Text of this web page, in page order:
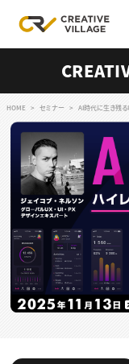
ログイン
RECRUIT
クリエイター求人
CREATIVE JOB求
特集求人
採用説明会
転職支援サービス
CONTENTS
スキルアップしたい
HOME セミナー AI時代に生き残